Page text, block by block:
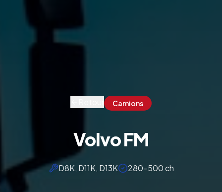
Camions
Volvo FM
D8K, D11K, D13K 280-500 ch